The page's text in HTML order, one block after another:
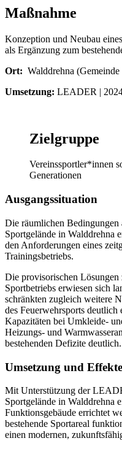
Maßnahme
Konzeption und Neubau eines
als Ergänzung zum
Ort: Walddrehna
Umsetzung: LEADER |
Zielgruppe
Vereinssportler*innen
Generationen
Ausgangssituation
Die räumlichen Bedingungen
Sportgelände in Walddrehna
den Anforderungen eines
Trainingsbetriebs.
Die provisorischen
Sportbetriebs erwiesen sich
schränkten zugleich weitere
des Feuerwehrsports
Kapazitäten bei Umkleide-
Heizungs- und
bestehenden Defizite deutlich.
Umsetzung und Effekte
Mit Unterstützung der
Sportgelände in Walddrehna
Funktionsgebäude errichtet
bestehende Sportareal
einen modernen,